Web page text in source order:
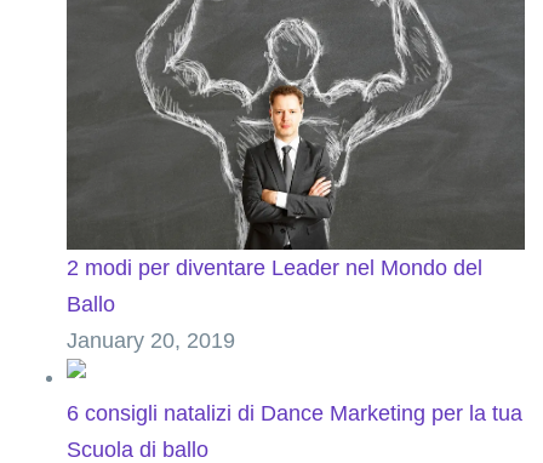
2 modi per diventare Leader nel Mondo del
Ballo
January 20, 2019
6 consigli natalizi di Dance Marketing per la tua
Scuola di ballo